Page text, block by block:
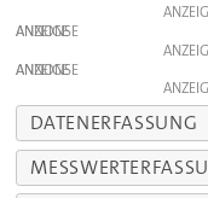
ANZEIGE
ANZEIGE
DATENERFASSUNG